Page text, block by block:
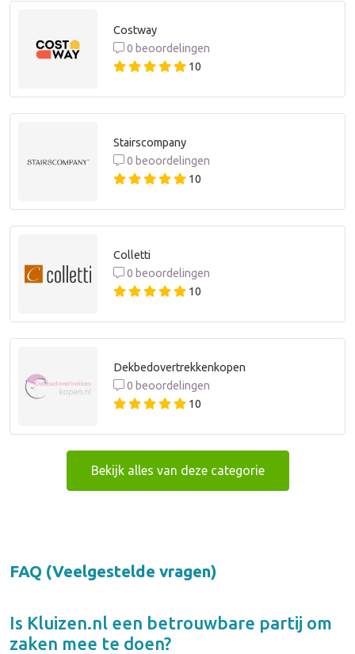
Costway
0 beoordelingen
10
Stairscompany
0 beoordelingen
10
Colletti
0 beoordelingen
10
Dekbedovertrekkenkopen
0 beoordelingen
10
Bekijk alles van deze categorie
FAQ (Veelgestelde vragen)
Is Kluizen.nl een betrouwbare partij om
zaken mee te doen?